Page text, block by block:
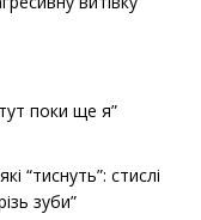
поки ще я”
“тиснуть”: стислі
зуби”